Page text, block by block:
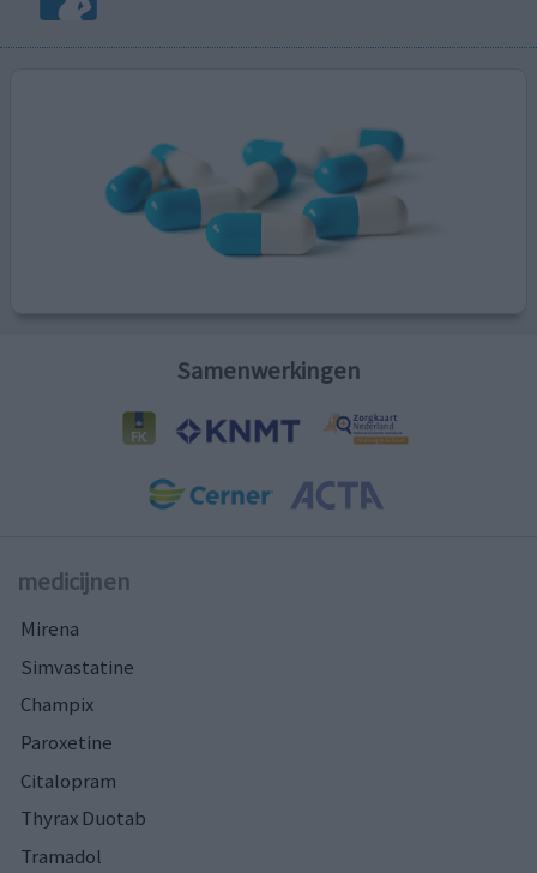
Samenwerkingen
medicijnen
Mirena
Simvastatine
Champix
Paroxetine
Citalopram
Thyrax Duotab
Tramadol